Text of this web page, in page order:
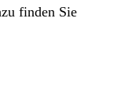
finden Sie